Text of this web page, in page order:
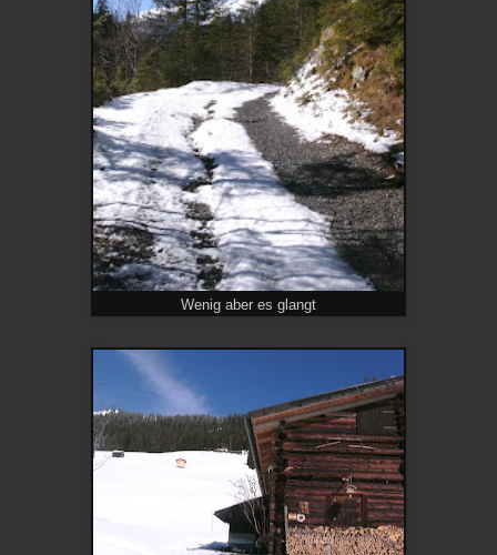
Wenig aber es glangt